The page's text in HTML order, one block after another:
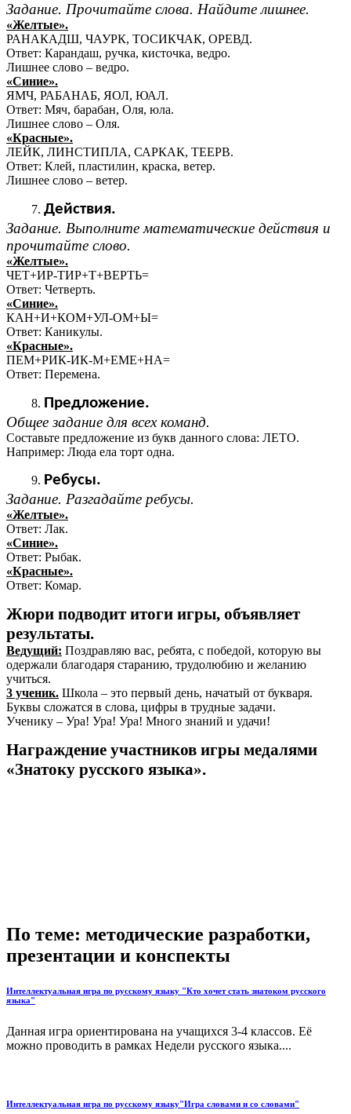
Задание. Прочитайте слова. Найдите лишнее.
«Желтые».
РАНАКАДШ, ЧАУРК, ТОСИКЧАК, ОРЕВД.
Ответ: Карандаш, ручка, кисточка, ведро.
Лишнее слово – ведро.
«Синие».
ЯМЧ, РАБАНАБ, ЯОЛ, ЮАЛ.
Ответ: Мяч, барабан, Оля, юла.
Лишнее слово – Оля.
«Красные».
ЛЕЙК, ЛИНСТИПЛА, САРКАК, ТЕЕРВ.
Ответ: Клей, пластилин, краска, ветер.
Лишнее слово – ветер.
Действия.
Задание. Выполните математические действия и
прочитайте слово.
«Желтые».
ЧЕТ+ИР-ТИР+Т+ВЕРТЬ=
Ответ: Четверть.
«Синие».
КАН+И+КОМ+УЛ-ОМ+Ы=
Ответ: Каникулы.
«Красные».
ПЕМ+РИК-ИК-М+ЕМЕ+НА=
Ответ: Перемена.
Предложение.
Общее задание для всех команд.
Составьте предложение из букв данного слова: ЛЕТО.
Например: Люда ела торт одна.
Ребусы.
Задание. Разгадайте ребусы.
«Желтые».
Ответ: Лак.
«Синие».
Ответ: Рыбак.
«Красные».
Ответ: Комар.
Жюри подводит итоги игры, объявляет
результаты.
Ведущий: Поздравляю вас, ребята, с победой, которую вы
одержали благодаря старанию, трудолюбию и желанию
учиться.
3 ученик. Школа – это первый день, начатый от букваря.
Буквы сложатся в слова, цифры в трудные задачи.
Ученику – Ура! Ура! Ура! Много знаний и удачи!
Награждение участников игры медалями
«Знатоку русского языка».
По теме: методические разработки,
презентации и конспекты
Интеллектуальная игра по русскому языку "Кто хочет стать знатоком русского
языка"
Данная игра ориентирована на учащихся 3-4 классов. Её
можно проводить в рамках Недели русского языка....
Интеллектуальная игра по русскому языку"Игра словами и со словами"